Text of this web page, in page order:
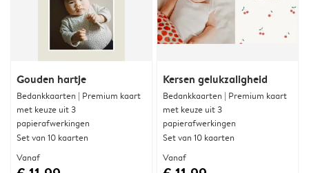
Gouden hartje
Bedankkaarten | Premium kaart
met keuze uit 3
papierafwerkingen
Set van 10 kaarten
Vanaf
Kersen gelukzaligheid
Bedankkaarten | Premium kaart
met keuze uit 3
papierafwerkingen
Set van 10 kaarten
Vanaf